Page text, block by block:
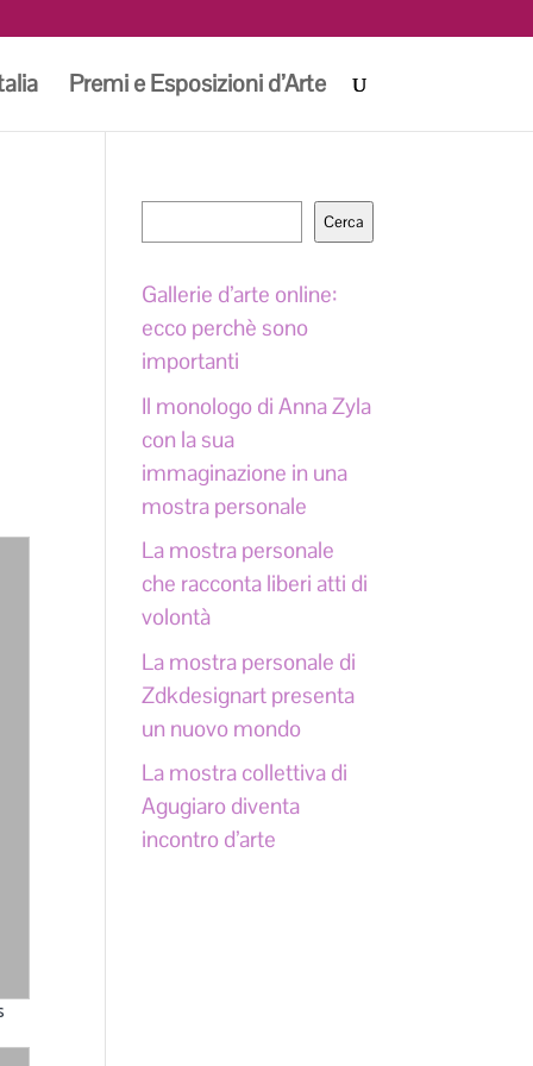
Premi e Esposizioni d’Arte
Cerca
Gallerie d’arte online:
ecco perchè sono
importanti
Il monologo di Anna Zyla
con la sua
immaginazione in una
mostra personale
La mostra personale
che racconta liberi atti di
volontà
La mostra personale di
Zdkdesignart presenta
un nuovo mondo
La mostra collettiva di
Agugiaro diventa
incontro d’arte